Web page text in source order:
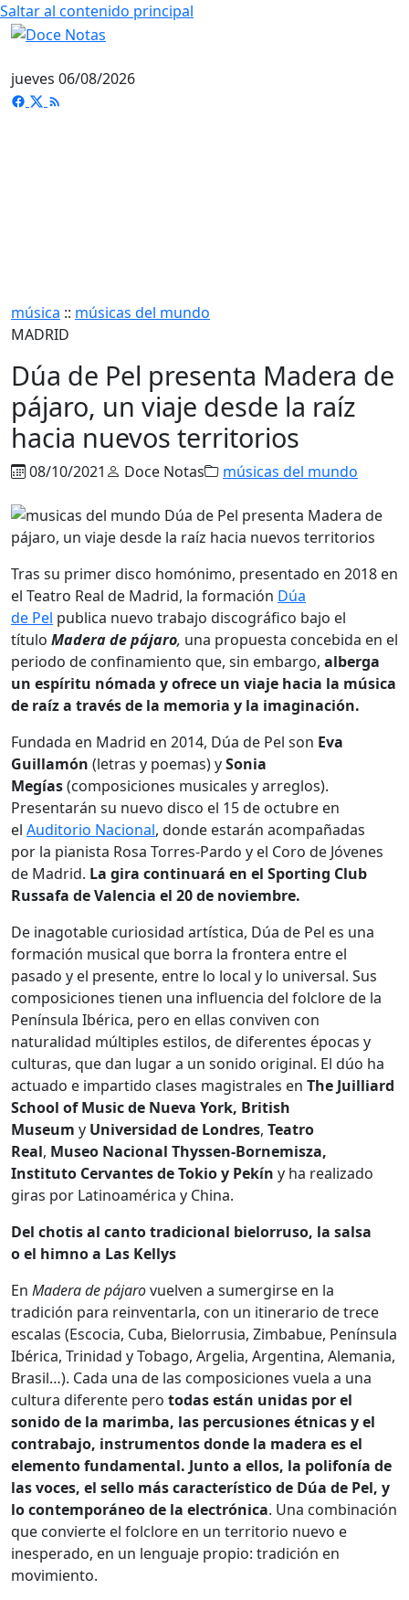
Saltar al contenido principal
jueves 06/08/2026
música :: músicas del mundo
MADRID
Dúa de Pel presenta Madera de
pájaro, un viaje desde la raíz
hacia nuevos territorios
08/10/2021 Doce Notas músicas del mundo
Tras su primer disco homónimo, presentado en 2018 en
el Teatro Real de Madrid, la formación Dúa
de Pel publica nuevo trabajo discográfico bajo el
título Madera de pájaro, una propuesta concebida en el
periodo de confinamiento que, sin embargo, alberga
un espíritu nómada y ofrece un viaje hacia la música
de raíz a través de la memoria y la imaginación.
Fundada en Madrid en 2014, Dúa de Pel son Eva
Guillamón (letras y poemas) ySonia
Megías(composiciones musicales y arreglos).
Presentarán su nuevo disco el 15 de octubre en
el Auditorio Nacional, donde estarán acompañadas
por la pianista Rosa Torres-Pardo y el Coro de Jóvenes
de Madrid. La gira continuará en el Sporting Club
Russafa de Valencia el 20 de noviembre.
De inagotable curiosidad artística, Dúa de Pel es una
formación musical que borra la frontera entre el
pasado y el presente, entre lo local y lo universal. Sus
composiciones tienen una influencia del folclore de la
Península Ibérica, pero en ellas conviven con
naturalidad múltiples estilos, de diferentes épocas y
culturas, que dan lugar a un sonido original. El dúo ha
actuado e impartido clases magistrales en The Juilliard
School of Music de Nueva York, British
Museum y Universidad de Londres, Teatro
Real, Museo Nacional Thyssen-Bornemisza,
Instituto Cervantes de Tokio y Pekín y ha realizado
giras por Latinoamérica y China.
Del chotis al canto tradicional bielorruso, la salsa
o el himno a Las Kellys
En Madera de pájarovuelven a sumergirse en la
tradición para reinventarla, con un itinerario de trece
escalas (Escocia, Cuba, Bielorrusia, Zimbabue, Península
Ibérica, Trinidad y Tobago, Argelia, Argentina, Alemania,
Brasil…). Cada una de las composiciones vuela a una
cultura diferente pero todas están unidas por el
sonido de la marimba, las percusiones étnicas y el
contrabajo, instrumentos donde la madera es el
elemento fundamental. Junto a ellos, la polifonía de
las voces, el sello más característico de Dúa de Pel, y
lo contemporáneo de la electrónica. Una combinación
que convierte el folclore en un territorio nuevo e
inesperado, en un lenguaje propio: tradición en
movimiento.